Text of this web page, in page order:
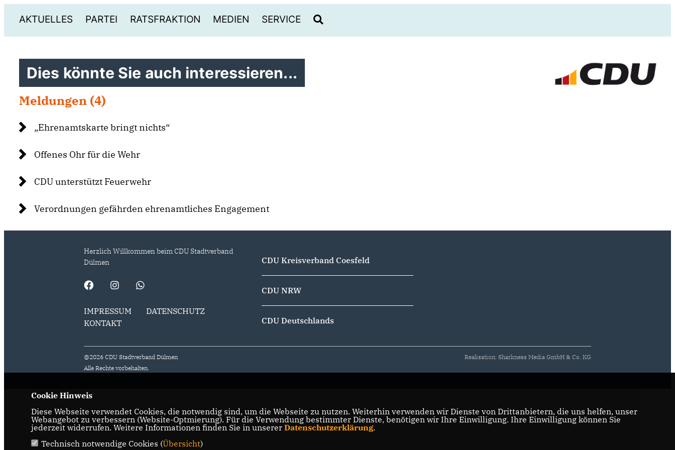
AKTUELLES PARTEI RATSFRAKTION MEDIEN SERVICE
Dies könnte Sie auch interessieren...
Meldungen (4)
Ehrenamtskarte bringt nichts“
Offenes Ohr für die Wehr
CDU unterstützt Feuerwehr
Verordnungen gefährden ehrenamtliches Engagement
Herzlich Willkommen beim CDU Stadtverband
Dülmen
IMPRESSUM
DATENSCHUTZ
KONTAKT
CDU Kreisverband Coesfeld
CDU NRW
CDU Deutschlands
@2026 CDU Stadtverband Dülmen
Alle Rechte vorbehalten.
Realisation: Sharkness Media GmbH & Co. KG
Cookie Hinweis
Diese Webseite verwendet Cookies, die notwendig sind, um die Webseite zu nutzen. Weiterhin verwenden wir Dienste von Drittanbietern, die uns helfen, unser
Webangebot zu verbessern (Website-Optmierung). Für die Verwendung bestimmter Dienste, benötigen wir Ihre Einwilligung. Ihre Einwilligung können Sie
jederzeit widerrufen. Weitere Informationen finden Sie in unserer Datenschutzerklärung.
Technisch notwendige Cookies (Übersicht)